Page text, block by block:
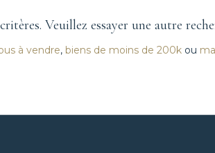
Veuillez essayer une autre
à vendre, biens de moins de 200kou